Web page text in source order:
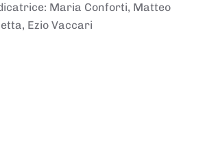
Maria Conforti, Matteo
Ezio Vaccari